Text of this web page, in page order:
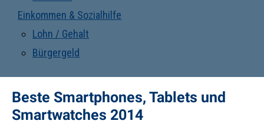
Einkommen & Sozialhilfe
Lohn / Gehalt
Bürgergeld
Beste Smartphones, Tablets und
Smartwatches 2014